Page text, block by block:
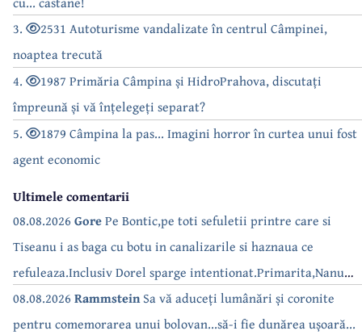
3.
2531 Autoturisme vandalizate în centrul Câmpinei,
noaptea trecută
4.
1987 Primăria Câmpina și HidroPrahova, discutați
împreună și vă înțelegeți separat?
5.
1879 Câmpina la pas... Imagini horror în curtea unui fost
agent economic
Ultimele comentarii
08.08.2026 GorePe Bontic,pe toti sefuletii printre care si
Tiseanu i as baga cu botu in canalizarile si haznaua ce
refuleaza.Inclusiv Dorel sparge intentionat.Primarita,Nanu
bea apa de la robinet.Asta as intreba o si pe Izabel Mitrea
08.08.2026 RammsteinSa vă aduceți lumânări și coronite
pentru comemorarea unui bolovan...să-i fie dunărea ușoară...